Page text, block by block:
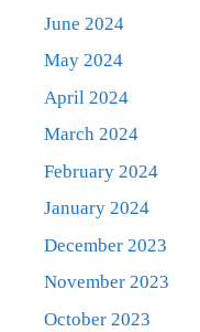
June 2024
May 2024
April 2024
March 2024
February 2024
January 2024
December 2023
November 2023
October 2023